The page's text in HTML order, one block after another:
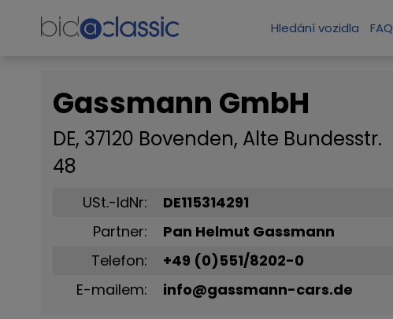
Hledání vozidla FAQ
Gassmann GmbH
DE, 37120 Bovenden, Alte Bundesstr.
48
USt.-IdNr:
DE115314291
Partner:
Pan Helmut Gassmann
Telefon:
+49 (0)551/8202-0
E-mailem:
info@gassmann-cars.de